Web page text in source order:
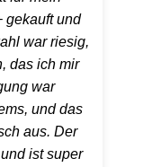
gekauft und
war riesig,
das ich mir
war
und das
aus. Der
ist super